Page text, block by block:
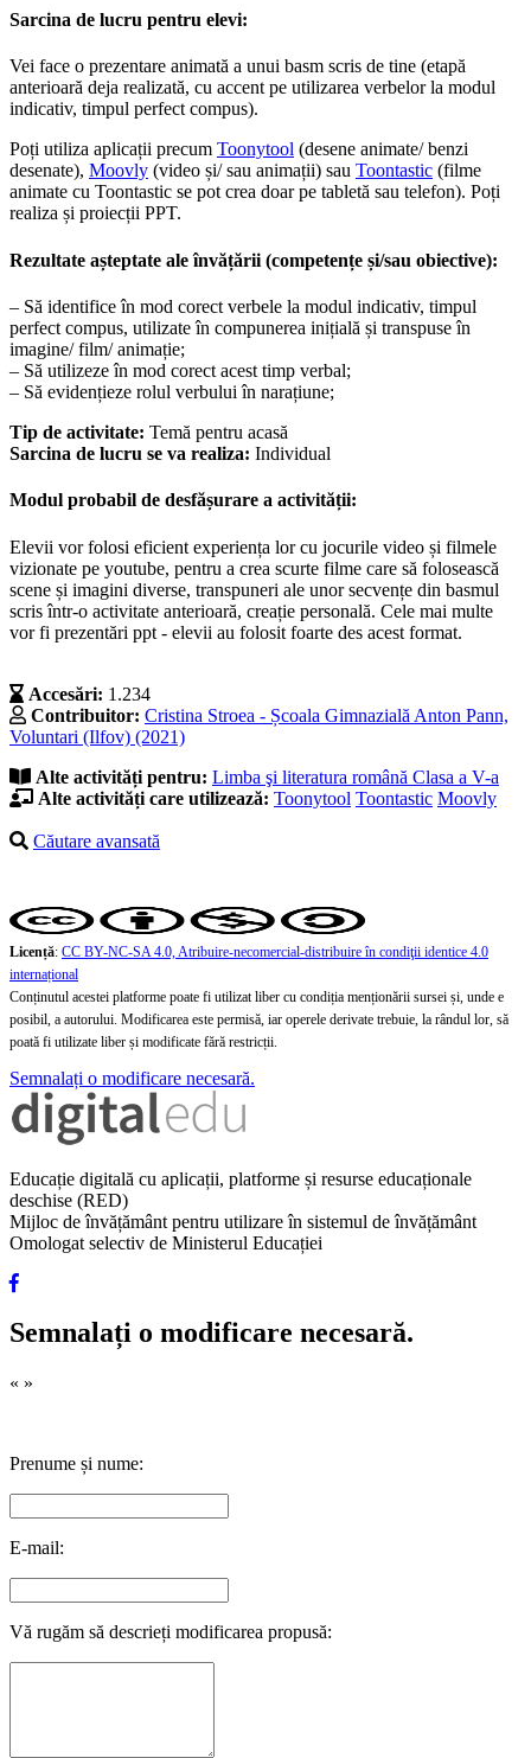
Sarcina de lucru pentru elevi:
Vei face o prezentare animată a unui basm scris de tine (etapă
anterioară deja realizată, cu accent pe utilizarea verbelor la modul
indicativ, timpul perfect compus).
Poți utiliza aplicații precum Toonytool (desene animate/ benzi
desenate), Moovly (video și/ sau animații) sau Toontastic (filme
animate cu Toontastic se pot crea doar pe tabletă sau telefon). Poți
realiza și proiecții PPT.
Rezultate așteptate ale învățării (competențe și/sau obiective):
– Să identifice în mod corect verbele la modul indicativ, timpul
perfect compus, utilizate în compunerea inițială și transpuse în
imagine/ film/ animație;
– Să utilizeze în mod corect acest timp verbal;
– Să evidențieze rolul verbului în narațiune;
Tip de activitate: Temă pentru acasă
Sarcina de lucru se va realiza: Individual
Modul probabil de desfășurare a activității:
Elevii vor folosi eficient experiența lor cu jocurile video și filmele
vizionate pe youtube, pentru a crea scurte filme care să folosească
scene și imagini diverse, transpuneri ale unor secvențe din basmul
scris într-o activitate anterioară, creație personală. Cele mai multe
vor fi prezentări ppt - elevii au folosit foarte des acest format.
Accesări: 1.234
Contribuitor: Cristina Stroea - Școala Gimnazială Anton Pann,
Voluntari (Ilfov) (2021)
Alte activități pentru: Limba şi literatura română Clasa a V-a
Alte activități care utilizează: Toonytool Toontastic Moovly
Căutare avansată
Licență: CC BY-NC-SA 4.0, Atribuire-necomercial-distribuire în condiţii identice 4.0
internațional
Conținutul acestei platforme poate fi utilizat liber cu condiția menționării sursei și, unde e
posibil, a autorului. Modificarea este permisă, iar operele derivate trebuie, la rândul lor, să
poată fi utilizate liber și modificate fără restricții.
Semnalați o modificare necesară.
Educație digitală cu aplicații, platforme și resurse educaționale
deschise (RED)
Mijloc de învățământ pentru utilizare în sistemul de învățământ
Omologat selectiv de Ministerul Educației
Semnalați o modificare necesară.
« »
Prenume și nume:
E-mail:
Vă rugăm să descrieți modificarea propusă: